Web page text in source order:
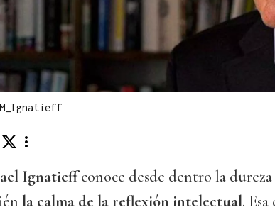
Ignatieffconoce desde dentro la
la calma de la reflexión intelectual.